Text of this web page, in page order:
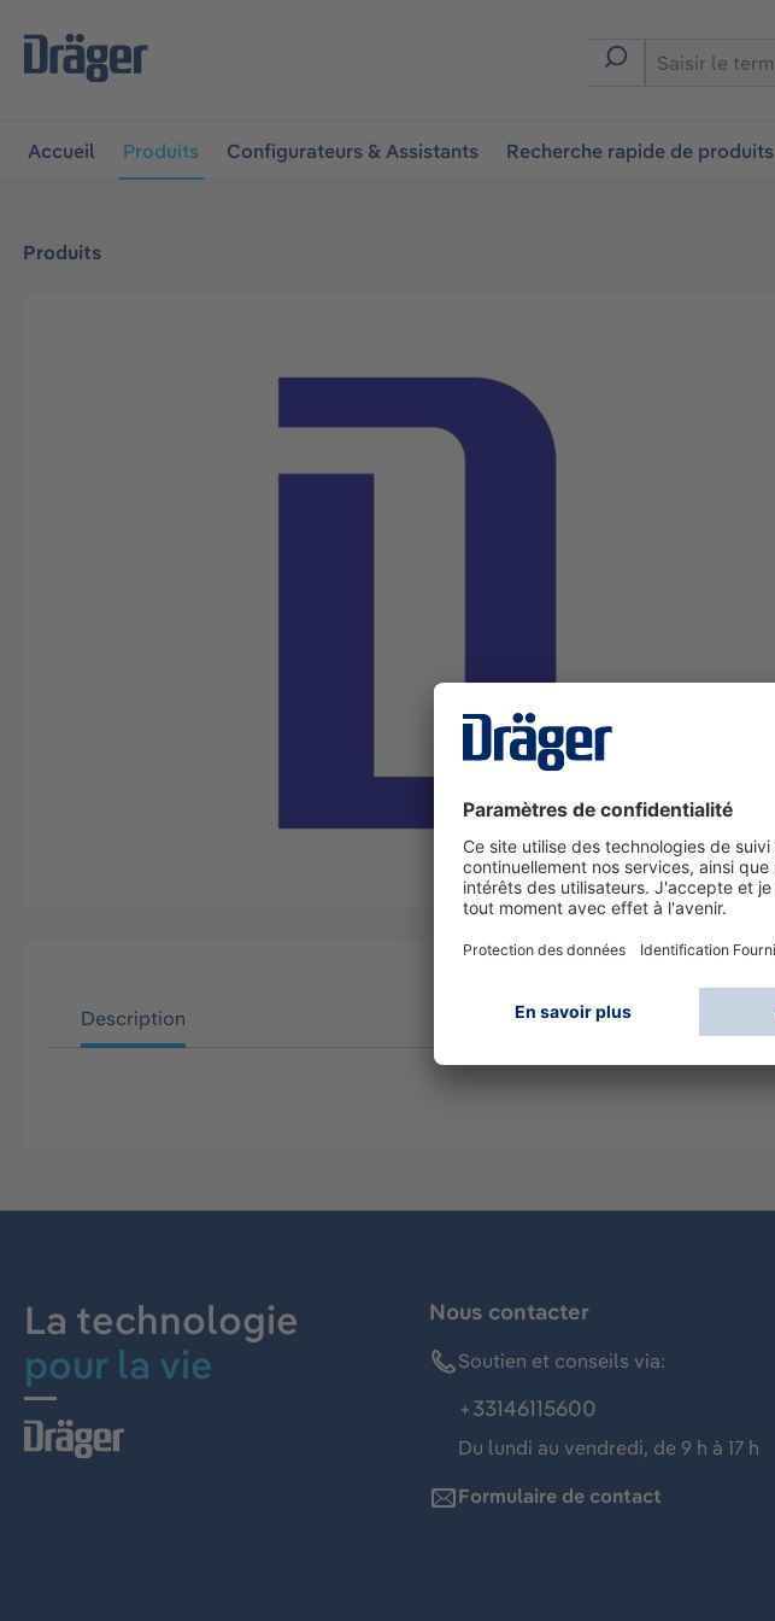
à la navigation principale
Accueil Produits Configurateurs & Assistants Recherche rapide de produits
Produits
Description
La technologie
pour la vie
Nous contacter
Soutien et conseils via:
+33146115600
Du lundi au vendredi, de 9 h à 17 h
Formulaire de contact